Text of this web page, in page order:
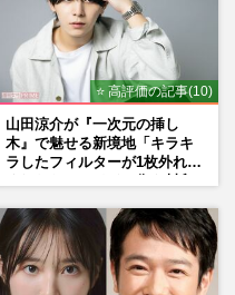
⭐ 高評価の記事(10)
山田涼介が『一次元の挿し
木』で魅せる新境地「キラキ
ラしたフィルターが1枚外れて